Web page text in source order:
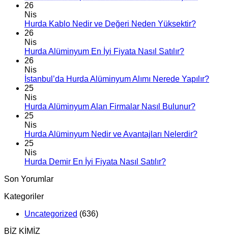
26
Nis
Hurda Kablo Nedir ve Değeri Neden Yüksektir?
26
Nis
Hurda Alüminyum En İyi Fiyata Nasıl Satılır?
26
Nis
İstanbul’da Hurda Alüminyum Alımı Nerede Yapılır?
25
Nis
Hurda Alüminyum Alan Firmalar Nasıl Bulunur?
25
Nis
Hurda Alüminyum Nedir ve Avantajları Nelerdir?
25
Nis
Hurda Demir En İyi Fiyata Nasıl Satılır?
Son Yorumlar
Kategoriler
Uncategorized (636)
BİZ KİMİZ